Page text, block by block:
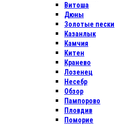
Витоша
Дюны
Золотые пески
Казанлык
Камчия
Китен
Кранево
Лозенец
Несебр
Обзор
Пампорово
Пловдив
Поморие